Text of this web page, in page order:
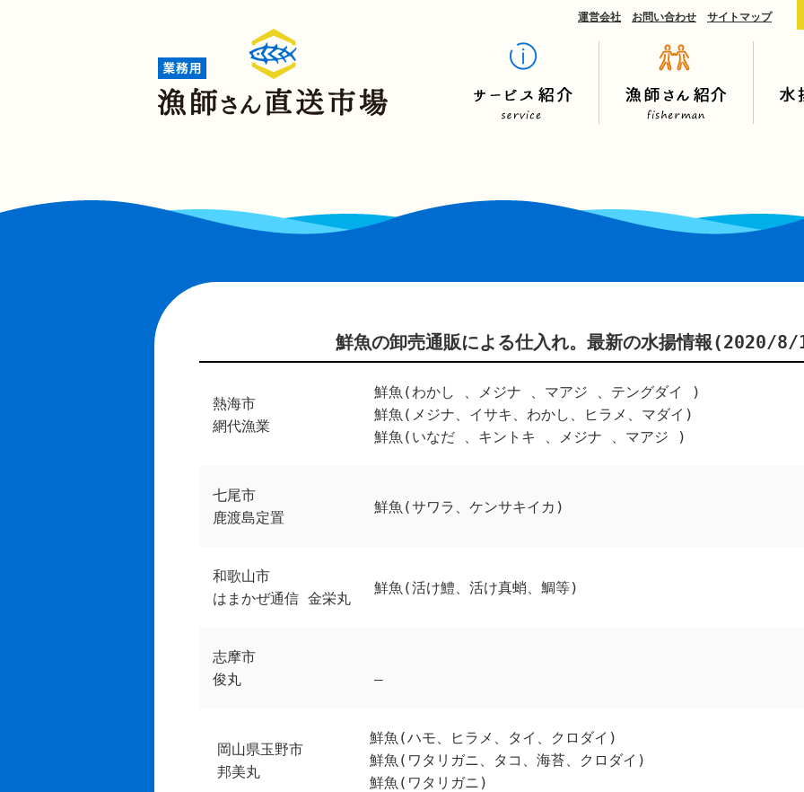
運営会社 お問い合わせ サイトマップ
鮮魚の卸売通販による仕入れ。最新の水揚情報(2020/
熱海市
網代漁業
鮮魚(わかし 、メジナ 、マアジ 、テングダイ )
鮮魚(メジナ、イサキ、わかし、ヒラメ、マダイ)
鮮魚(いなだ 、キントキ 、メジナ 、マアジ )
七尾市
鹿渡島定置
鮮魚(サワラ、ケンサキイカ)
和歌山市
はまかぜ通信 金栄丸
鮮魚(活け鱧、活け真蛸、鯛等)
志摩市
俊丸
–
岡山県玉野市
邦美丸
鮮魚(ハモ、ヒラメ、タイ、クロダイ)
鮮魚(ワタリガニ、タコ、海苔、クロダイ)
鮮魚(ワタリガニ)